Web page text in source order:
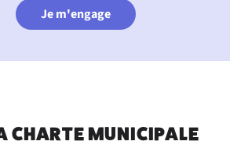
Je m'engage
CHARTE MUNICIPALE